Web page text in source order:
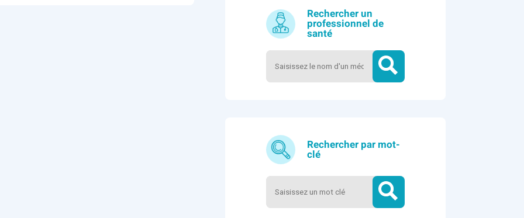
Rechercher un
professionnel de
santé
Rechercher par mot-
clé